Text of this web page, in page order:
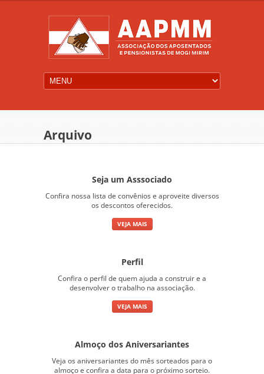
Arquivo
Seja um Asssociado
Confira nossa lista de convênios e aproveite diversos
os descontos oferecidos.
VEJA MAIS
Perfil
Confira o perfil de quem ajuda a construir e a
desenvolver o trabalho na associação.
VEJA MAIS
Almoço dos Aniversariantes
Veja os aniversariantes do mês sorteados para o
almoço e confira a data para o próximo sorteio.